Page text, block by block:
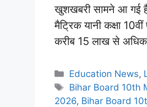
खुशखबरी सामने आ गई
मैट्रिक यानी कक्षा
करीब 15 लाख से अधिक
Categories
Education News,
Tags
Bihar Board 10th
2026, Bihar Board